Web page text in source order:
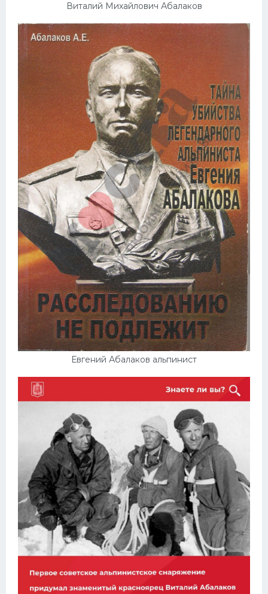
Виталий Михайлович Абалаков
Евгений Абалаков альпинист